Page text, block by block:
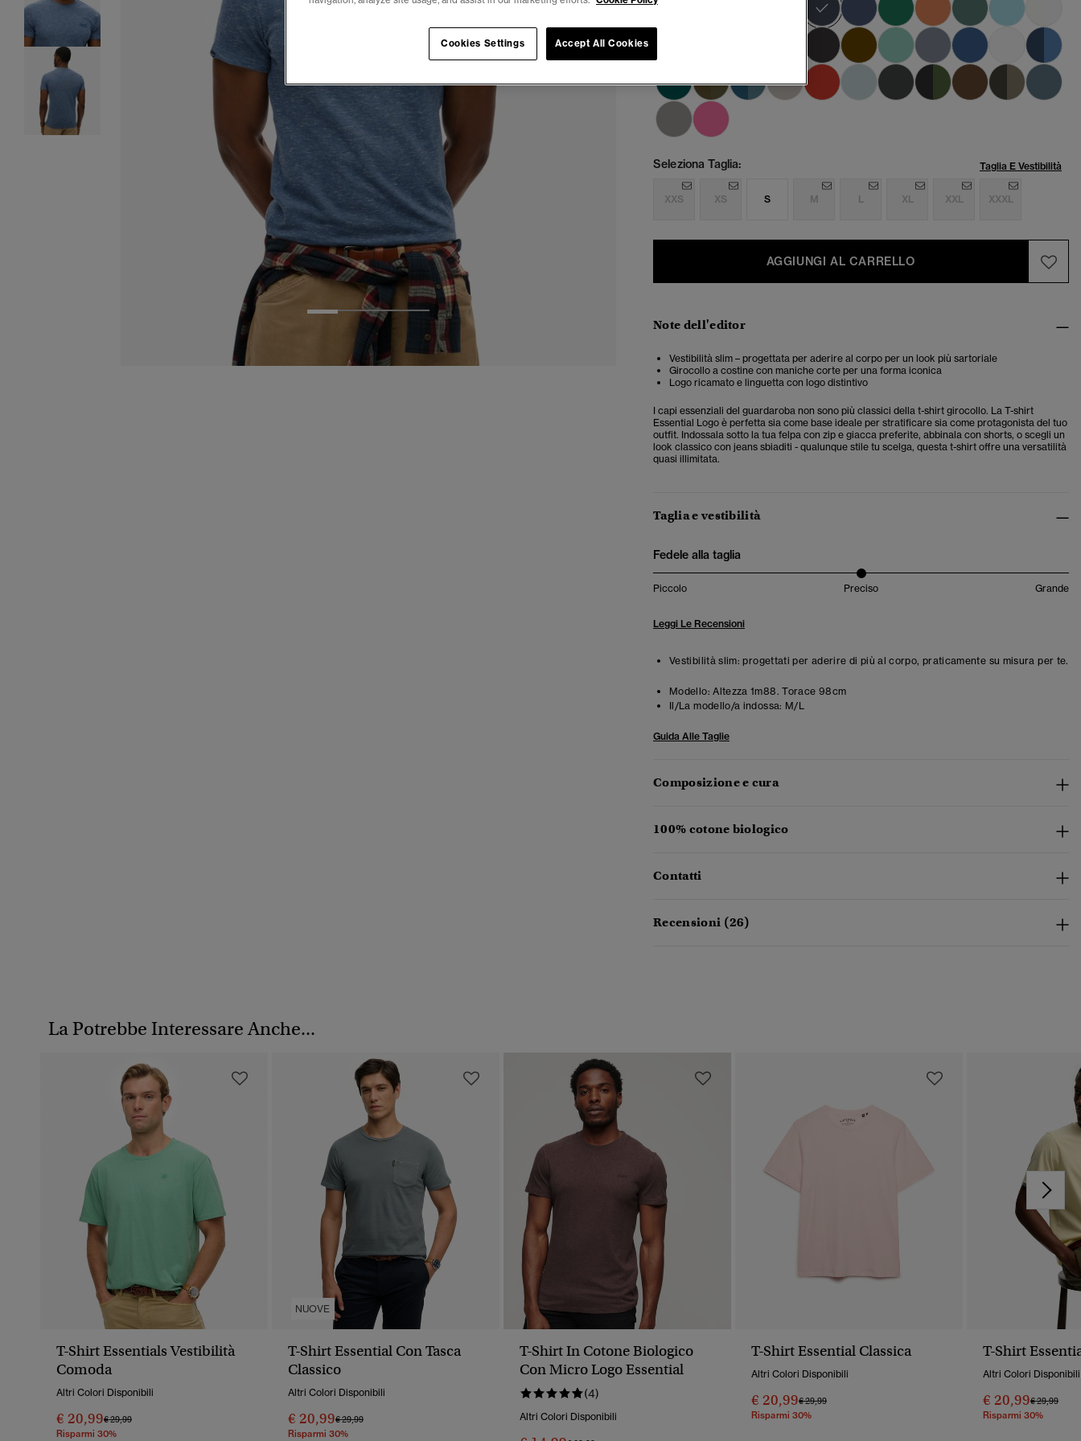
3
Seleziona Taglia: Taglia E Vestibilità
XXS XS S M L XL XXL XXXL
AGGIUNGI AL CARRELLO
Note dell'editor
Vestibilità slim – progettata per aderire al corpo per un look più sartoriale
Girocollo a costine con maniche corte per una forma iconica
Logo ricamato e linguetta con logo distintivo
I capi essenziali del guardaroba non sono più classici della t-shirt girocollo. La T-shirt
Essential Logo è perfetta sia come base ideale per stratificare sia come protagonista del tuo
outfit. Indossala sotto la tua felpa con zip e giacca preferite, abbinala con shorts, o scegli un
look classico con jeans sbiaditi - qualunque stile tu scelga, questa t-shirt offre una versatilità
quasi illimitata.
Taglia e vestibilità
Fedele alla taglia
Piccolo Preciso Grande
Leggi Le Recensioni
Vestibilità slim: progettati per aderire di più al corpo, praticamente su misura per te.
Modello: Altezza 1m88. Torace 98cm
Il/La modello/a indossa: M/L
Guida Alle Taglie
Composizione e cura
100% cotone biologico
Contatti
Recensioni (26)
La Potrebbe Interessare Anche...
T-Shirt Essentials Vestibilità
Comoda
Altri Colori Disponibili
€ 20,99Prezzo Ridotto Da
€ 29,99A
Risparmi 30%
NUOVE
T-Shirt Essential Con Tasca
Classico
Altri Colori Disponibili
€ 20,99Prezzo Ridotto Da
€ 29,99A
Risparmi 30%
T-Shirt In Cotone Biologico
Con Micro Logo Essential
(4)
Altri Colori Disponibili
T-Shirt Essential Classica
Altri Colori Disponibili
€ 20,99Prezzo Ridotto Da
€ 29,99A
Risparmi 30%
T-Shirt
Altri Colori Disponibili
€ 20,99Prezzo
€ 29,99A
Risparmi 30%
Cookies Settings Accept All Cookies